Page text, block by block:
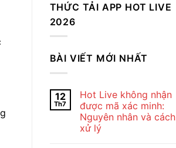
THỨC TẢI APP HOT LIVE
2026
BÀI VIẾT MỚI NHẤT
12
Th7
Hot Live không nhận
được mã xác minh:
Nguyên nhân và cách
xử lý